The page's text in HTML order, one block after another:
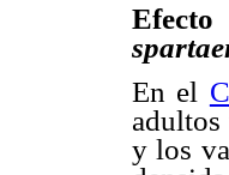
En el
y los